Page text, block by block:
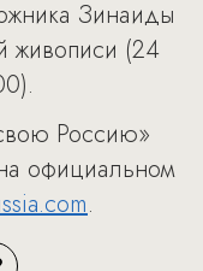
Зинаиды
живописи (24
Россию»
официальном
.